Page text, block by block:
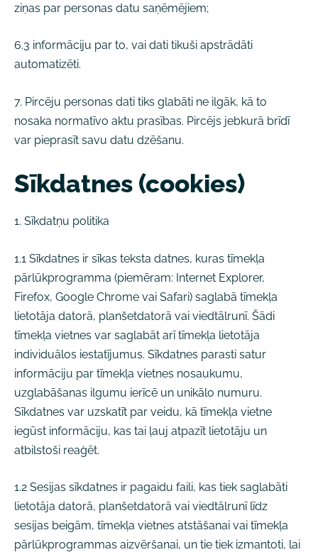
ziņas par personas datu saņēmējiem;
6.3 informāciju par to, vai dati tikuši apstrādāti
automatizēti.
7. Pircēju personas dati tiks glabāti ne ilgāk, kā to
nosaka normatīvo aktu prasības. Pircējs jebkurā brīdī
var pieprasīt savu datu dzēšanu.
Sīkdatnes (cookies)
1. Sīkdatņu politika
1.1 Sīkdatnes ir sīkas teksta datnes, kuras tīmekļa
pārlūkprogramma (piemēram: Internet Explorer,
Firefox, Google Chrome vai Safari) saglabā tīmekļa
lietotāja datorā, planšetdatorā vai viedtālrunī. Šādi
tīmekļa vietnes var saglabāt arī tīmekļa lietotāja
individuālos iestatījumus. Sīkdatnes parasti satur
informāciju par tīmekļa vietnes nosaukumu,
uzglabāšanas ilgumu ierīcē un unikālo numuru.
Sīkdatnes var uzskatīt par veidu, kā tīmekļa vietne
iegūst informāciju, kas tai ļauj atpazīt lietotāju un
atbilstoši reaģēt.
1.2 Sesijas sīkdatnes ir pagaidu faili, kas tiek saglabāti
lietotāja datorā, planšetdatorā vai viedtālrunī līdz
sesijas beigām, tīmekļa vietnes atstāšanai vai tīmekļa
pārlūkprogrammas aizvēršanai, un tie tiek izmantoti, lai